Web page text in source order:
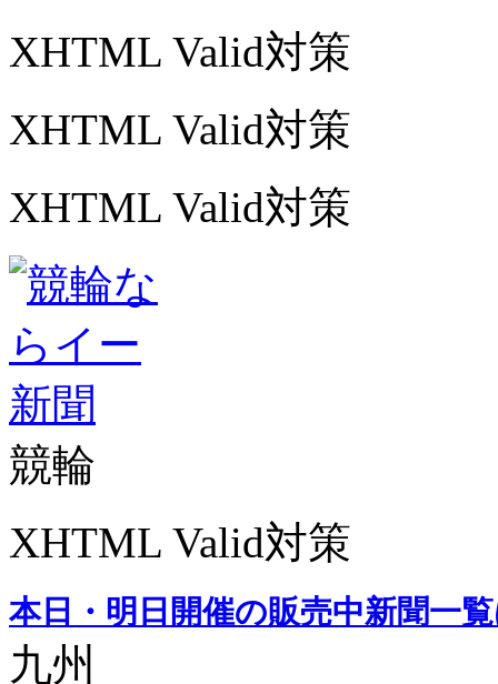
XHTML Valid対策
XHTML Valid対策
XHTML Valid対策
競輪
XHTML Valid対策
本日・明日開催の販売中新聞一
九州